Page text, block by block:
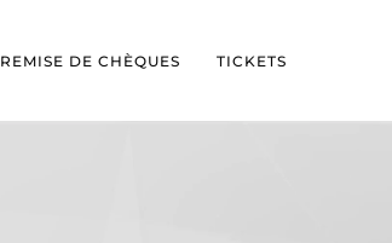
REMISE DE CHÈQUES TICKETS